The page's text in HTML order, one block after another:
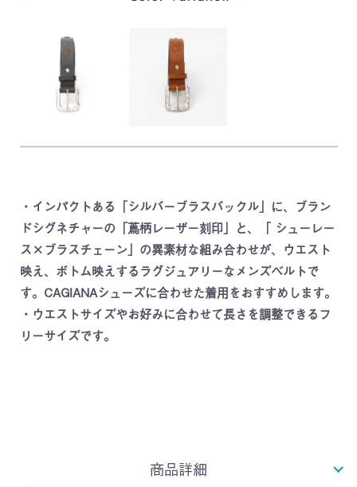
・インパクトある「シルバーブラスバックル」に、ブラン
ドシグネチャーの「蔦柄レーザー刻印」と、「 シューレー
ス×ブラスチェーン」の異素材な組み合わせが、ウエスト
映え、ボトム映えするラグジュアリーなメンズベルトで
す。CAGIANAシューズに合わせた着用をおすすめします。
・ウエストサイズやお好みに合わせて長さを調整できるフ
リーサイズです。
商品詳細